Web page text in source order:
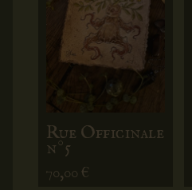
Rue Officinale
n°5
70,00 €